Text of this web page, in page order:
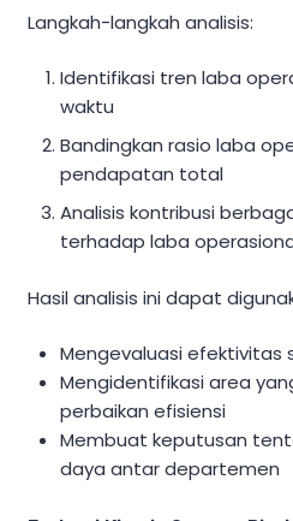
Langkah-langkah analisis:
Identifikasi tren laba
waktu
Bandingkan rasio laba
pendapatan total
Analisis kontribusi
terhadap laba
Hasil analisis ini dapat
Mengevaluasi efektivitas
Mengidentifikasi area
perbaikan efisiensi
Membuat keputusan
daya antar departemen